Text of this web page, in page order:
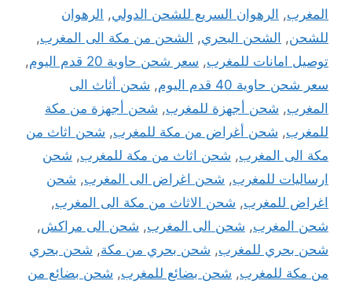
المغرب, الرهوان السريع للشحن الدولي, الرهوان
للشحن, الشحن البحري, الشحن من مكة الى المغرب,
توصيل امانات للمغرب, سعر شحن حاوية 20 قدم اليوم
,
سعر شحن حاوية 40 قدم اليوم
, شحن أثاث الى
المغرب, شحن أجهزة للمغرب, شحن أجهزة من مكة
للمغرب, شحن أغراض من مكة للمغرب, شحن اثاث من
مكة الى المغرب, شحن اثاث من مكة للمغرب, شحن
ارساليات للمغرب, شحن اغراض الى المغرب, شحن
اغراض للمغرب, شحن الاثاث من مكة الى المغرب,
شحن المغرب, شحن الى المغرب, شحن الى مراكش,
شحن بحري للمغرب, شحن بحري من مكة, شحن بحري
من مكة للمغرب, شحن بضائع للمغرب, شحن بضائع من